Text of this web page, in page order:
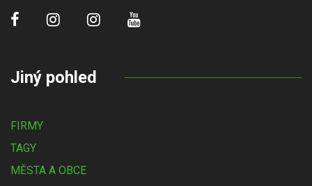
Jiný pohled
FIRMY
TAGY
MĚSTA A OBCE